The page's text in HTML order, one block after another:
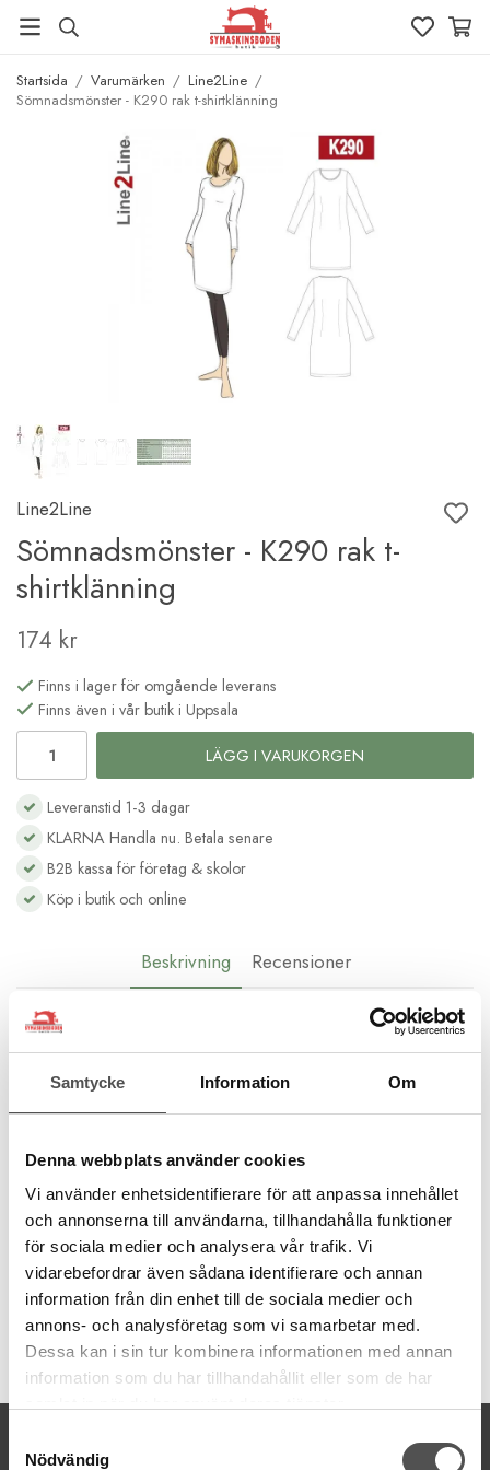
Samtycke Information Om
Denna webbplats använder cookies
Vi använder enhetsidentifierare för att anpassa innehållet
och annonserna till användarna, tillhandahålla funktioner
för sociala medier och analysera vår trafik. Vi
vidarebefordrar även sådana identifierare och annan
information från din enhet till de sociala medier och
annons- och analysföretag som vi samarbetar med.
Dessa kan i sin tur kombinera informationen med annan
information som du har tillhandahållit eller som de har
Nödvändig
Startsida / Varumärken / Line2Line /
Sömnadsmönster - K290 rak t-shirtklänning
Line2Line
Sömnadsmönster - K290 rak t-
shirtklänning
174 kr
Finns i lager för omgående leverans
Finns även i vår butik i Uppsala
LÄGG I VARUKORGEN
Leveranstid 1-3 dagar
KLARNA Handla nu. Betala senare
B2B kassa för företag & skolor
Köp i butik och online
Beskrivning Recensioner
Rak t-skirtklänning
Sömnadsmönster från Line2Line. Modeller i olika
svårighetsgrad. Mönstren har tips på idéförändringar. All text är
För jerseytyg
Storlek 32 -54
Lättsydd
Dansk, engelsk och tysk text
Artikelnummer:
K290